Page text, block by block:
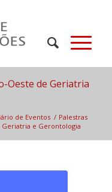
Oeste de Geriatria
de Eventos / Palestras
Geriatria e Gerontologia